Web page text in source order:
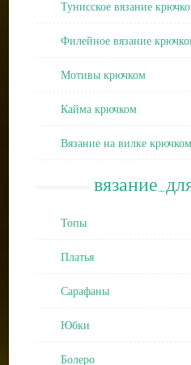
Тунисское вязание
Филейное вязание
Мотивы крючком
Кайма крючком
Вязание на вилке крючком
Топы
Платья
Сарафаны
Юбки
Болеро